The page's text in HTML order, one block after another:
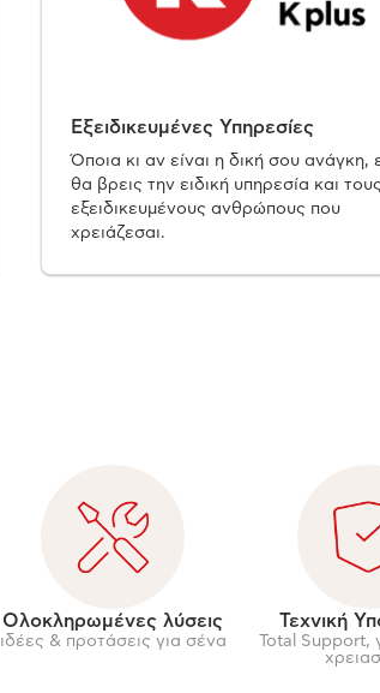
Εξειδικευμένες Υπηρεσίες
Όποια κι αν είναι η δική σου ανάγκη,
θα βρεις την ειδική υπηρεσία και τους
εξειδικευμένους ανθρώπους που
χρειάζεσαι.
Ολοκληρωμένες λύσεις
ιδέες & προτάσεις για σένα
Τεχνική
Total Support,